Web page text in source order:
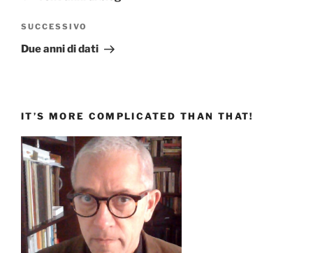
Articolo
successivo
SUCCESSIVO
Due anni di dati
IT’S MORE COMPLICATED THAN THAT!